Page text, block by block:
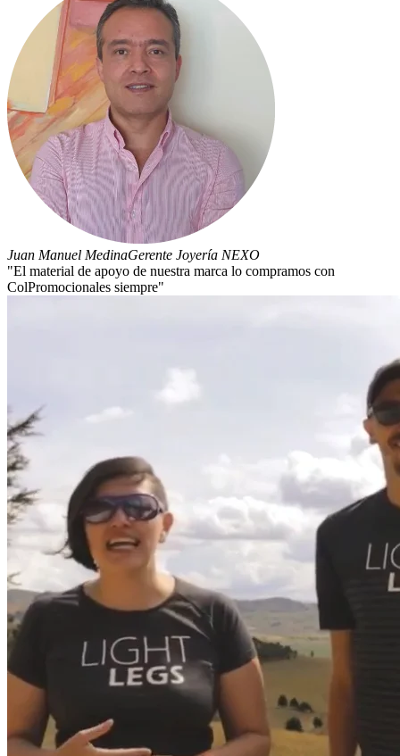
Juan Manuel MedinaGerente Joyería NEXO
"El material de apoyo de nuestra marca lo compramos con
ColPromocionales siempre"